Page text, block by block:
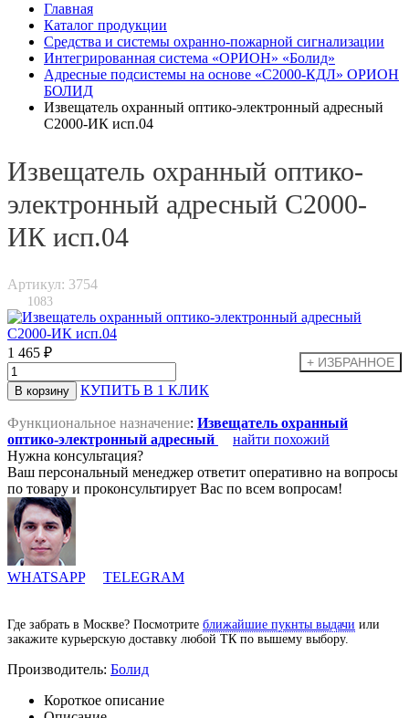
Главная
Каталог продукции
Средства и системы охранно-пожарной сигнализации
Интегрированная система «ОРИОН» «Болид»
Адресные подсистемы на основе «С2000-КДЛ» ОРИОН
БОЛИД
Извещатель охранный оптико-электронный адресный
С2000-ИК исп.04
Извещатель охранный оптико-
электронный адресный С2000-
ИК исп.04
Артикул: 3754
1083
1 465 ₽
КУПИТЬ В 1 КЛИК
Функциональное назначение: Извещатель охранный
оптико-электронный адресный
найти похожий
Нужна консультация?
Ваш персональный менеджер ответит оперативно на вопросы
по товару и проконсультирует Вас по всем вопросам!
WHATSAPP TELEGRAM
Где забрать в Москве? Посмотрите ближайшие пукнты выдачи или
закажите курьерскую доставку любой ТК по вышему выбору.
Производитель: Болид
Короткое описание